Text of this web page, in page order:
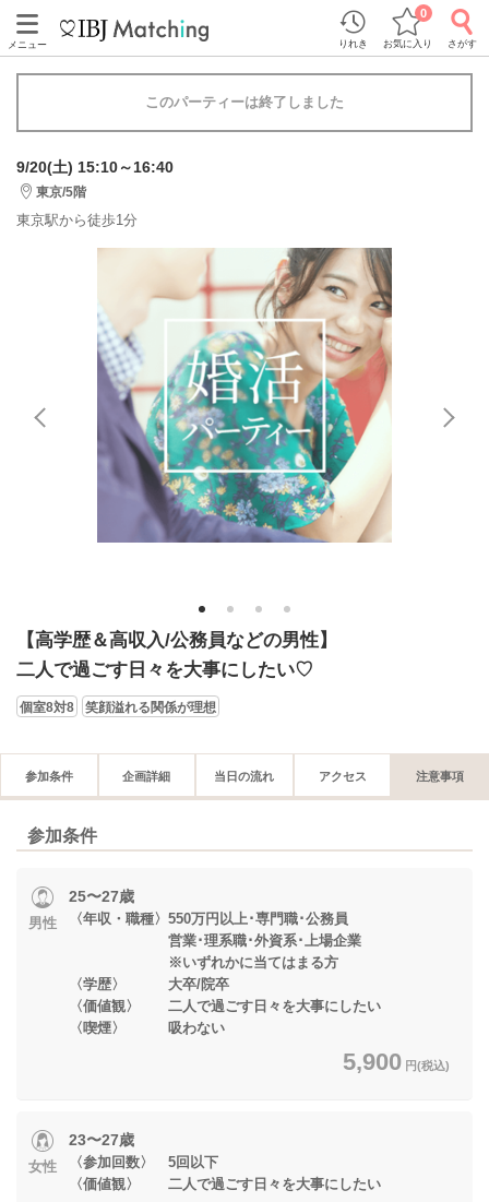
メニュー りれき お気に入り
0
さがす
このパーティーは終了しました
9/20(土) 15:10～16:40
東京/5階
東京駅から徒歩1分
1 2 3 4
【高学歴＆高収入/公務員などの男性】
二人で過ごす日々を大事にしたい♡
個室8対8 笑顔溢れる関係が理想
参加条件 企画詳細 当日の流れ アクセス 注意事項
参加条件
男性
25〜27歳
〈年収・職種〉550万円以上･専門職･公務員
営業･理系職･外資系･上場企業
※いずれかに当てはまる方
〈学歴〉 大卒/院卒
〈価値観〉 二人で過ごす日々を大事にしたい
〈喫煙〉 吸わない
5,900 円(税込)
女性
23〜27歳
〈参加回数〉 5回以下
〈価値観〉 二人で過ごす日々を大事にしたい